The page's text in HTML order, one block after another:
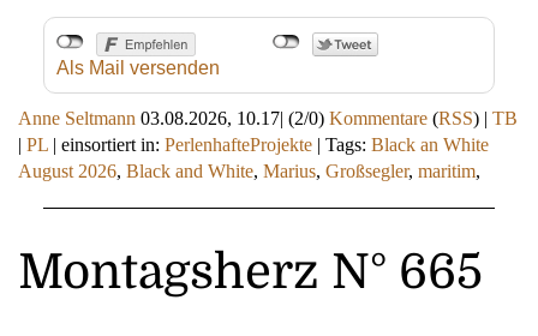
Als Mail versenden
Anne Seltmann 03.08.2026, 10.17| (2/0) Kommentare (RSS) | TB
| PL | einsortiert in: PerlenhafteProjekte | Tags: Black an White
August 2026, Black and White, Marius, Großsegler, maritim,
Montagsherz N° 665